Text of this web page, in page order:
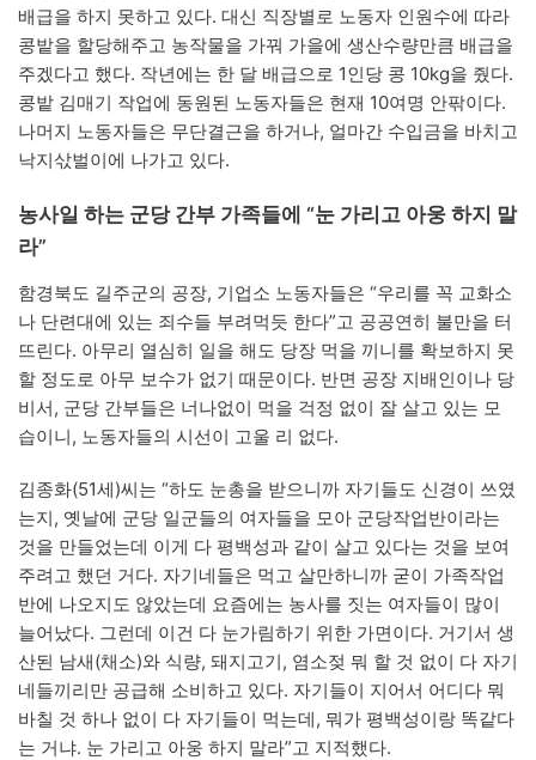
배급을 하지 못하고 있다. 대신 직장별로 노동자 인원수에 따라
콩밭을 할당해주고 농작물을 가꿔 가을에 생산수량만큼 배급을
주겠다고 했다. 작년에는 한 달 배급으로 1인당 콩 10kg을 줬다.
콩밭 김매기 작업에 동원된 노동자들은 현재 10여명 안팎이다.
나머지 노동자들은 무단결근을 하거나, 얼마간 수입금을 바치고
낙지삯벌이에 나가고 있다.
농사일 하는 군당 간부 가족들에 “눈 가리고 아웅 하지 말
라”
함경북도 길주군의 공장, 기업소 노동자들은 “우리를 꼭 교화소
나 단련대에 있는 죄수들 부려먹듯 한다”고 공공연히 불만을 터
뜨린다. 아무리 열심히 일을 해도 당장 먹을 끼니를 확보하지 못
할 정도로 아무 보수가 없기 때문이다. 반면 공장 지배인이나 당
비서, 군당 간부들은 너나없이 먹을 걱정 없이 잘 살고 있는 모
습이니, 노동자들의 시선이 고울 리 없다.
김종화(51세)씨는 “하도 눈총을 받으니까 자기들도 신경이 쓰였
는지, 옛날에 군당 일군들의 여자들을 모아 군당작업반이라는
것을 만들었는데 이게 다 평백성과 같이 살고 있다는 것을 보여
주려고 했던 거다. 자기네들은 먹고 살만하니까 굳이 가족작업
반에 나오지도 않았는데 요즘에는 농사를 짓는 여자들이 많이
늘어났다. 그런데 이건 다 눈가림하기 위한 가면이다. 거기서 생
산된 남새(채소)와 식량, 돼지고기, 염소젖 뭐 할 것 없이 다 자기
네들끼리만 공급해 소비하고 있다. 자기들이 지어서 어디다 뭐
바칠 것 하나 없이 다 자기들이 먹는데, 뭐가 평백성이랑 똑같다
는 거냐. 눈 가리고 아웅 하지 말라”고 지적했다.